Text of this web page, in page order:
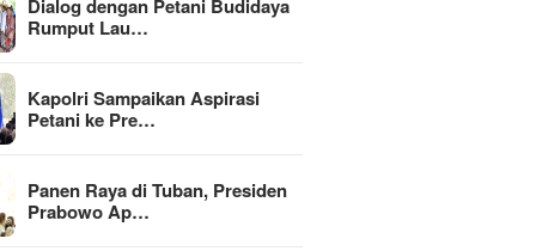
Dialog dengan Petani Budidaya
Rumput Lau…
Kapolri Sampaikan Aspirasi
Petani ke Pre…
Panen Raya di Tuban, Presiden
Prabowo Ap…